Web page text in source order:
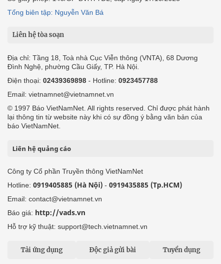
Tổng biên tập: Nguyễn Văn Bá
Liên hệ tòa soạn
Địa chỉ: Tầng 18, Toà nhà Cục Viễn thông (VNTA), 68 Dương
Đình Nghệ, phường Cầu Giấy, TP. Hà Nội.
Điện thoại: 02439369898 - Hotline: 0923457788
Email: vietnamnet@vietnamnet.vn
© 1997 Báo VietNamNet. All rights reserved. Chỉ được phát hành
lại thông tin từ website này khi có sự đồng ý bằng văn bản của
báo VietNamNet.
Liên hệ quảng cáo
Công ty Cổ phần Truyền thông VietNamNet
Hotline: 0919405885 (Hà Nội) - 0919435885 (Tp.HCM)
Email: contact@vietnamnet.vn
Báo giá: http://vads.vn
Hỗ trợ kỹ thuật: support@tech.vietnamnet.vn
Tải ứng dụng Độc giả gửi bài Tuyển dụng